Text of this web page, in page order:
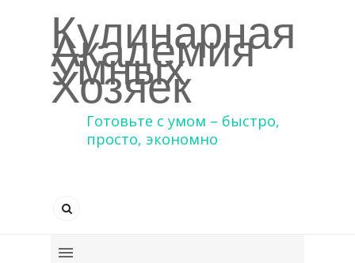
Кулинарная
Академия
Умных
Хозяек
Готовьте с умом – быстро,
просто, экономно